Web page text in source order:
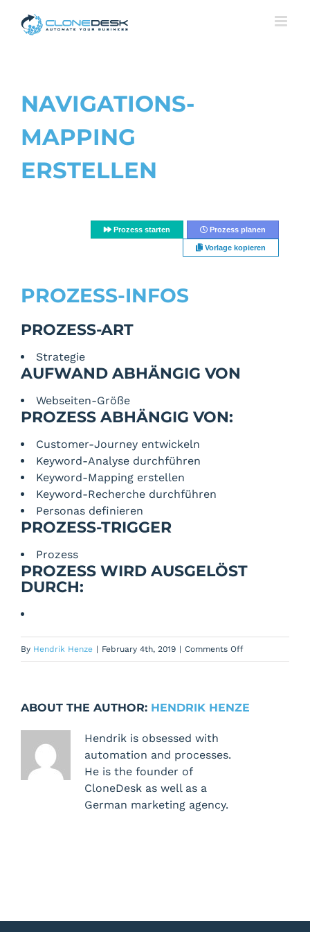
NAVIGATIONS-
MAPPING
ERSTELLEN
Prozess starten Prozess planen
Vorlage kopieren
PROZESS-INFOS
PROZESS-ART
Strategie
AUFWAND ABHÄNGIG VON
Webseiten-Größe
PROZESS ABHÄNGIG VON:
Customer-Journey entwickeln
Keyword-Analyse durchführen
Keyword-Mapping erstellen
Keyword-Recherche durchführen
Personas definieren
PROZESS-TRIGGER
Prozess
PROZESS WIRD AUSGELÖST
DURCH:
By Hendrik Henze | February 4th, 2019 | Comments Offon
ABOUT THE AUTHOR: HENDRIK HENZE
Hendrik is obsessed with
automation and processes.
He is the founder of
CloneDesk as well as a
German marketing agency.